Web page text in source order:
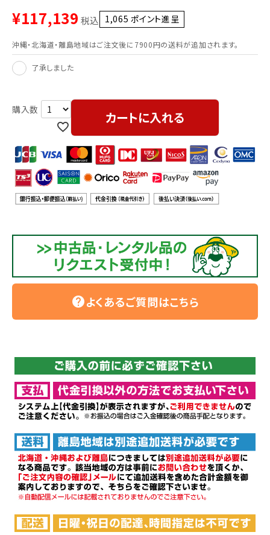
¥117,139 税込 1,065 ポイント進呈 ]
沖縄・北海道・離島地域はご注文後に7900円の送料が追加されます。
了承しました
カートに入れる
helpよくあるご質問はこちら